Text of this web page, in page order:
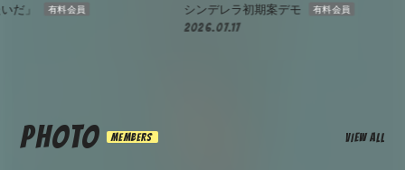
シンデレラ初期案デモ 有料会員
PHOTO VIEW ALL